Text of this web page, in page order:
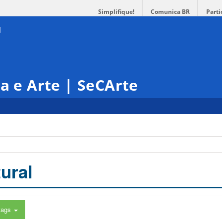
Simplifique! Comunica BR
e Arte | SeCArte